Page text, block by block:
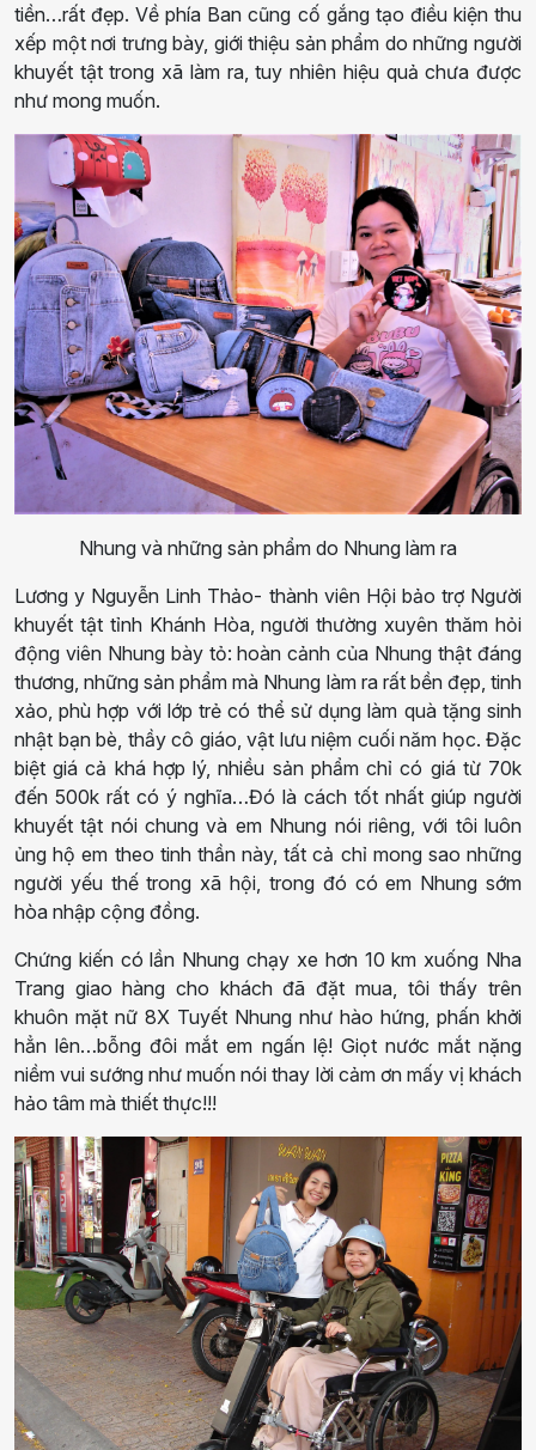
tiền…rất đẹp. Về phía Ban cũng cố gắng tạo điều kiện thu
xếp một nơi trưng bày, giới thiệu sản phẩm do những người
khuyết tật trong xã làm ra, tuy nhiên hiệu quả chưa được
như mong muốn.
Nhung và những sản phẩm do Nhung làm ra
Lương y Nguyễn Linh Thảo- thành viên Hội bảo trợ Người
khuyết tật tỉnh Khánh Hòa, người thường xuyên thăm hỏi
động viên Nhung bày tỏ: hoàn cảnh của Nhung thật đáng
thương, những sản phẩm mà Nhung làm ra rất bền đẹp, tinh
xảo, phù hợp với lớp trẻ có thể sử dụng làm quà tặng sinh
nhật bạn bè, thầy cô giáo, vật lưu niệm cuối năm học. Đặc
biệt giá cả khá hợp lý, nhiều sản phẩm chỉ có giá từ 70k
đến 500k rất có ý nghĩa…Đó là cách tốt nhất giúp người
khuyết tật nói chung và em Nhung nói riêng, với tôi luôn
ủng hộ em theo tinh thần này, tất cả chỉ mong sao những
người yếu thế trong xã hội, trong đó có em Nhung sớm
hòa nhập cộng đồng.
Chứng kiến có lần Nhung chạy xe hơn 10 km xuống Nha
Trang giao hàng cho khách đã đặt mua, tôi thấy trên
khuôn mặt nữ 8X Tuyết Nhung như hào hứng, phấn khởi
hẳn lên…bỗng đôi mắt em ngấn lệ! Giọt nước mắt nặng
niềm vui sướng như muốn nói thay lời cảm ơn mấy vị khách
hảo tâm mà thiết thực!!!